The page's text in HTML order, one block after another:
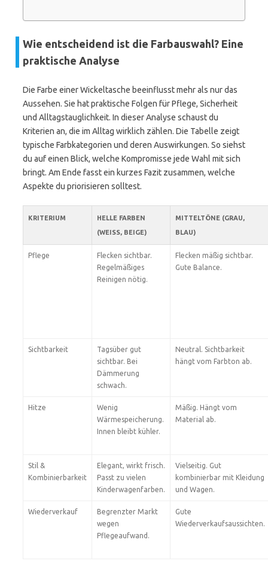
Wie entscheidend ist die Farbauswahl? Eine
praktische Analyse
Die Farbe einer Wickeltasche beeinflusst mehr als nur das
Aussehen. Sie hat praktische Folgen für Pflege, Sicherheit
und Alltagstauglichkeit. In dieser Analyse schaust du
Kriterien an, die im Alltag wirklich zählen. Die Tabelle zeigt
typische Farbkategorien und deren Auswirkungen. So siehst
du auf einen Blick, welche Kompromisse jede Wahl mit sich
bringt. Am Ende fasst ein kurzes Fazit zusammen, welche
Aspekte du priorisieren solltest.
KRITERIUM
HELLE FARBEN
(WEISS, BEIGE)
MITTELTÖNE (GRAU,
BLAU)
Pflege
Flecken sichtbar.
Regelmäßiges
Reinigen nötig.
Flecken mäßig sichtbar.
Gute Balance.
Sichtbarkeit
Tagsüber gut
sichtbar. Bei
Dämmerung
schwach.
Neutral. Sichtbarkeit
hängt vom Farbton ab.
Hitze
Wenig
Wärmespeicherung.
Innen bleibt kühler.
Mäßig. Hängt vom
Material ab.
Stil &
Kombinierbarkeit
Elegant, wirkt frisch.
Passt zu vielen
Kinderwagenfarben.
Vielseitig. Gut
kombinierbar mit Kleidung
und Wagen.
Wiederverkauf
Begrenzter Markt
wegen
Pflegeaufwand.
Gute
Wiederverkaufsaussichten.